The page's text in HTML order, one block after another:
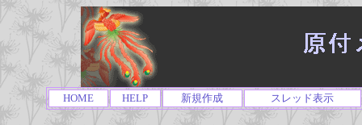
HOME HELP 新規作成 スレッド表示